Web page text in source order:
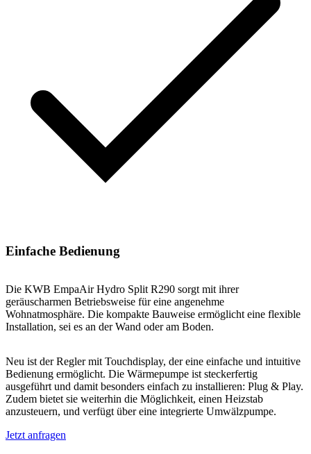
Einfache Bedienung
Die KWB EmpaAir Hydro Split R290 sorgt mit ihrer
geräuscharmen Betriebsweise für eine angenehme
Wohnatmosphäre. Die kompakte Bauweise ermöglicht eine flexible
Installation, sei es an der Wand oder am Boden.
Neu ist der Regler mit Touchdisplay, der eine einfache und intuitive
Bedienung ermöglicht. Die Wärmepumpe ist steckerfertig
ausgeführt und damit besonders einfach zu installieren: Plug & Play.
Zudem bietet sie weiterhin die Möglichkeit, einen Heizstab
anzusteuern, und verfügt über eine integrierte Umwälzpumpe.
Jetzt anfragen